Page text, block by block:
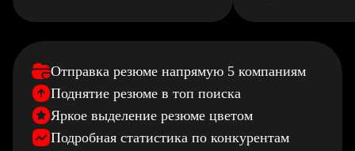
Отправка резюме напрямую 5 компаниям
Поднятие резюме в топ поиска
Яркое выделение резюме цветом
Подробная статистика по конкурентам